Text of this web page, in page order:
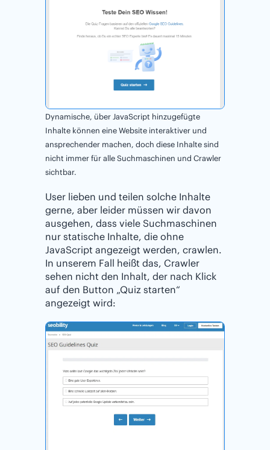
Dynamische, über JavaScript hinzugefügte
Inhalte können eine Website interaktiver und
ansprechender machen, doch diese Inhalte sind
nicht immer für alle Suchmaschinen und Crawler
sichtbar.
User lieben und teilen solche Inhalte
gerne, aber leider müssen wir davon
ausgehen, dass viele Suchmaschinen
nur statische Inhalte, die ohne
JavaScript angezeigt werden, crawlen.
In unserem Fall heißt das, Crawler
sehen nicht den Inhalt, der nach Klick
auf den Button „Quiz starten“
angezeigt wird: